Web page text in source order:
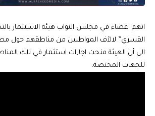
اتهم اعضاء في مجلس النواب هيئة الاستثمار
القسري” لالآف المواطنين من مناطقهم حول
الى أن الهيئة منحت اجازات استثمار في تلك
للجهات المختصة.